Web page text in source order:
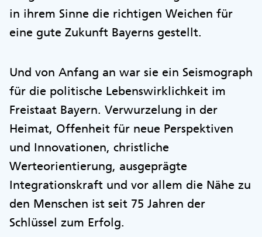
in ihrem Sinne die richtigen Weichen für
eine gute Zukunft Bayerns gestellt.
Und von Anfang an war sie ein Seismograph
für die politische Lebenswirklichkeit im
Freistaat Bayern. Verwurzelung in der
Heimat, Offenheit für neue Perspektiven
und Innovationen, christliche
Werteorientierung, ausgeprägte
Integrationskraft und vor allem die Nähe zu
den Menschen ist seit 75 Jahren der
Schlüssel zum Erfolg.